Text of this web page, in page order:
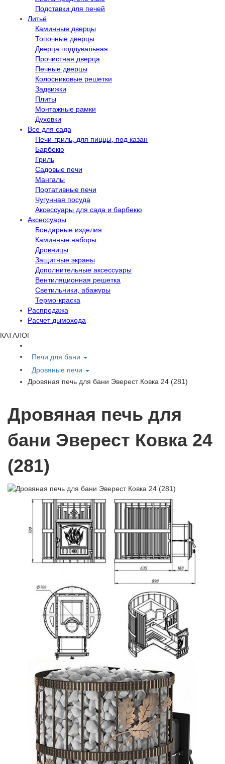
Подставки для печей
Литьё
Каминные дверцы
Топочные дверцы
Дверца поддувальная
Прочистная дверца
Печные дверцы
Колосниковые решетки
Задвижки
Плиты
Монтажные рамки
Духовки
Все для сада
Печи-гриль, для пиццы, под казан
Барбекю
Гриль
Садовые печи
Мангалы
Портативные печи
Чугунная посуда
Аксессуары для сада и барбекю
Аксессуары
Бондарные изделия
Каминные наборы
Дровницы
Защитные экраны
Дополнительные аксессуары
Вентиляционная решетка
Светильники, абажуры
Термо-краска
Распродажа
Расчет дымохода
КАТАЛОГ
Печи для бани
Дровяные печи
Дровяная печь для бани Эверест Ковка 24 (281)
Дровяная печь для
бани Эверест Ковка 24
(281)